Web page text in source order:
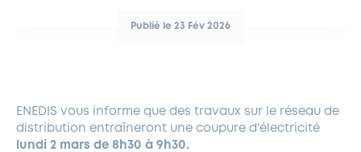
DÉCLARATION DE CATASTROPHE NATURELLE
LOCATION DE SALLES
DEMANDE D’ABATTAGE
Publié le 23 Fév 2026
ENEDIS vous informe que des travaux sur le réseau de
distribution entraîneront une coupure d’électricité
lundi 2 mars de 8h30 à 9h30.